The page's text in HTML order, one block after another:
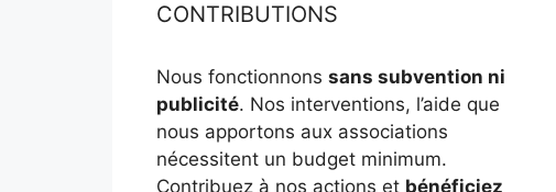
CONTRIBUTIONS
Nous fonctionnons sans subvention ni
publicité. Nos interventions, l’aide que
nous apportons aux associations
nécessitent un budget minimum.
Contribuez à nos actions et bénéficiez